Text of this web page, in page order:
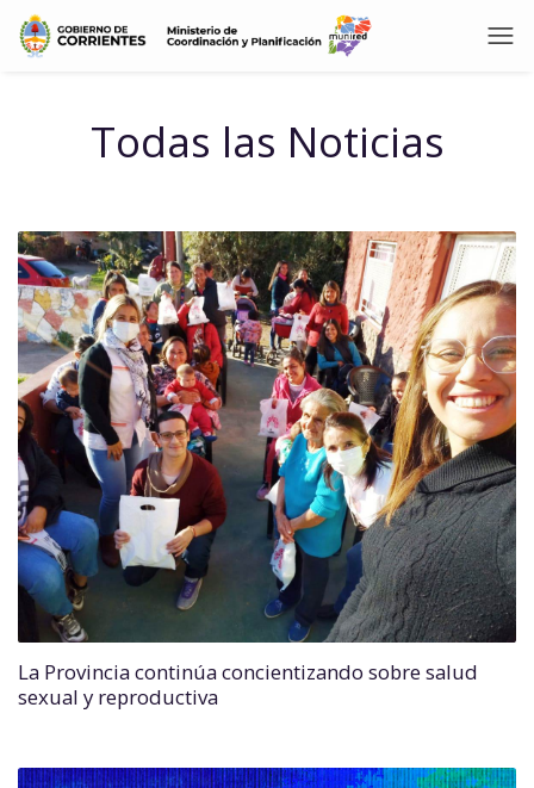
Todas las Noticias
La Provincia continúa concientizando sobre salud
sexual y reproductiva